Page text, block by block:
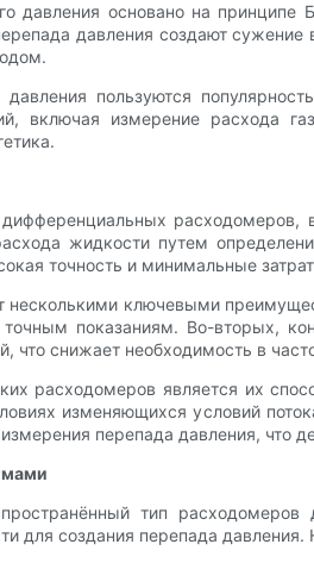
основано на принципе
давления создают
пользуются
включая измерение расхода
расходомеров,
жидкости путем
точность и минимальные
несколькими ключевыми
показаниям. Во-вторых,
что снижает необходимость в
расходомеров является их
изменяющихся условий
перепада давления, что
тип расходомеров
для создания перепада